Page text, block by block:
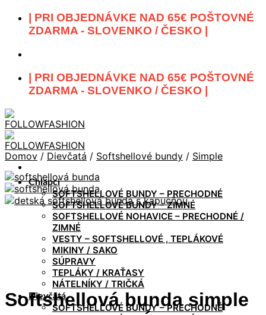
Skip
| PRI OBJEDNÁVKE NAD 65€ POŠTOVNÉ
ZDARMA - SLOVENKO / ČESKO |
| PRI OBJEDNÁVKE NAD 65€ POŠTOVNÉ
ZDARMA - SLOVENKO / ČESKO |
Chlapci
SOFTSHELLOVÉ BUNDY – PRECHODNÉ
SOFTSHELLOVÉ BUNDY – ZIMNÉ
SOFTSHELLOVÉ NOHAVICE – PRECHODNÉ /
ZIMNÉ
VESTY – SOFTSHELLOVÉ , TEPLÁKOVÉ
MIKINY / SAKO
SÚPRAVY
TEPLÁKY / KRAŤASY
NÁTELNÍKY / TRIČKÁ
Dievčatá
SOFTSHELLOVÉ BUNDY – PRECHODNÉ
Domov / Dievčatá / Softshellové bundy / Simple
Softshellová bunda simple